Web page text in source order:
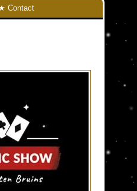
Contact